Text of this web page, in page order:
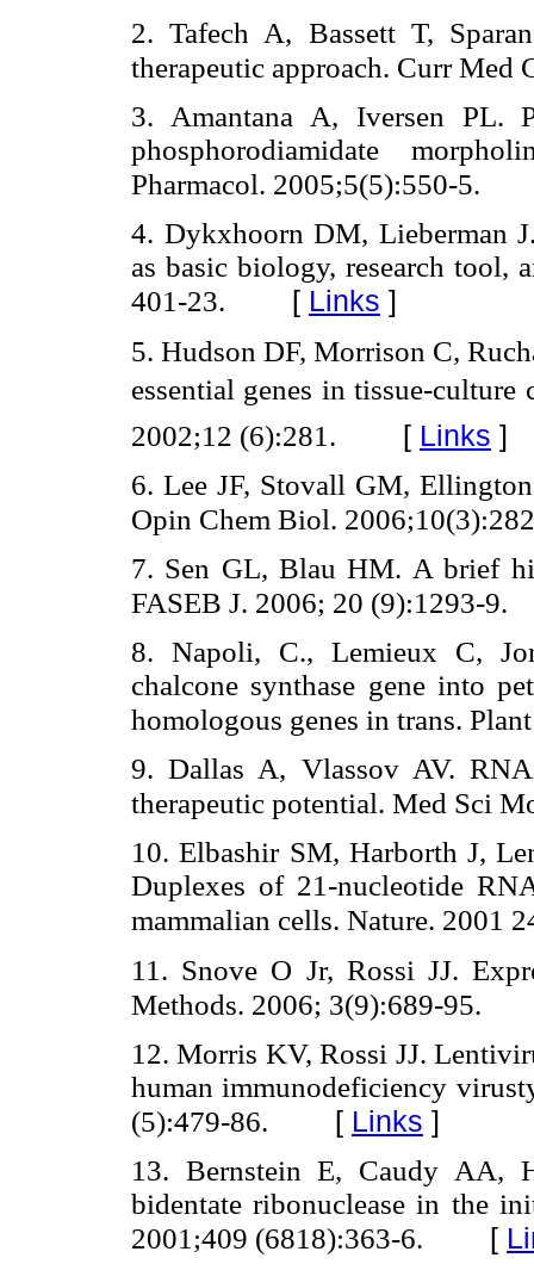
2. Tafech A, Bassett T,
therapeutic approach. Curr Med
3. Amantana A, Iversen PL.
phosphorodiamidate
Pharmacol. 2005;5(5):550-5.
4. Dykxhoorn DM, Lieberman
as basic biology, research tool,
401-23. [ Links ]
5. Hudson DF, Morrison C,
essential genes in tissue-culture
2002;12 (6):281. [ Links ]
6. Lee JF, Stovall GM,
Opin Chem Biol.
7. Sen GL, Blau HM. A brief
FASEB J. 2006; 20 (9):1293-9.
8. Napoli, C., Lemieux C,
chalcone synthase gene into
homologous genes in trans.
9. Dallas A, Vlassov AV.
therapeutic potential. Med Sci
10. Elbashir SM, Harborth J,
Duplexes of 21-nucleotide
mammalian cells. Nature. 2001
11. Snove O Jr, Rossi JJ.
Methods. 2006; 3(9):689-95.
12. Morris KV, Rossi JJ.
human immunodeficiency
(5):479-86. [ Links ]
13. Bernstein E, Caudy AA,
bidentate ribonuclease in the
2001;409 (6818):363-6. [